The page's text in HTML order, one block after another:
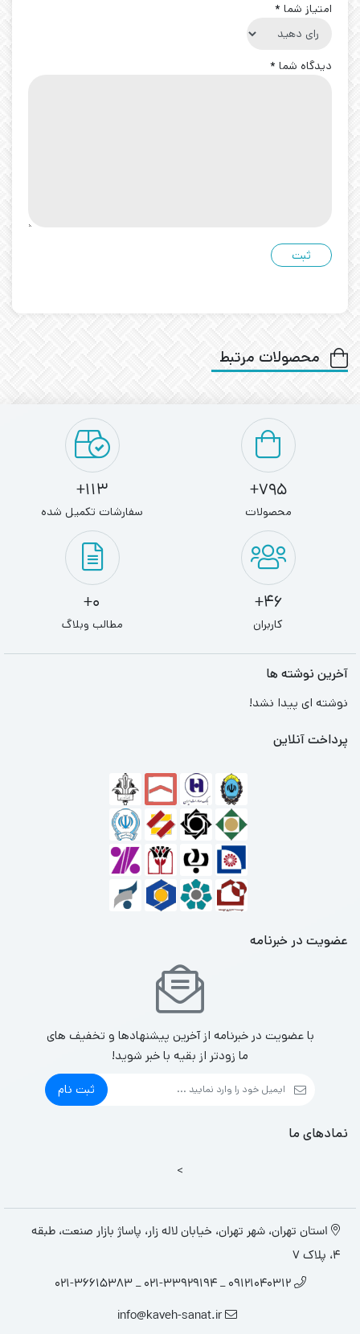
امتیاز شما *
دیدگاه شما *
محصولات مرتبط
795+
محصولات
113+
سفارشات تکمیل شده
46+
کاربران
0+
مطالب وبلاگ
آخرین نوشته ها
نوشته ای پیدا نشد!
پرداخت آنلاین
عضویت در خبرنامه
با عضویت در خبرنامه از آخرین پیشنهادها و تخفیف های
ما زودتر از بقیه با خبر شوید!
ثبت نام
نمادهای ما
>
استان تهران، شهر تهران، خیابان لاله زار، پاساژ بازار صنعت، طبقه
4، پلاک 7
09121040312 _ 021-33929194 _ 021-36615383
info@kaveh-sanat.ir